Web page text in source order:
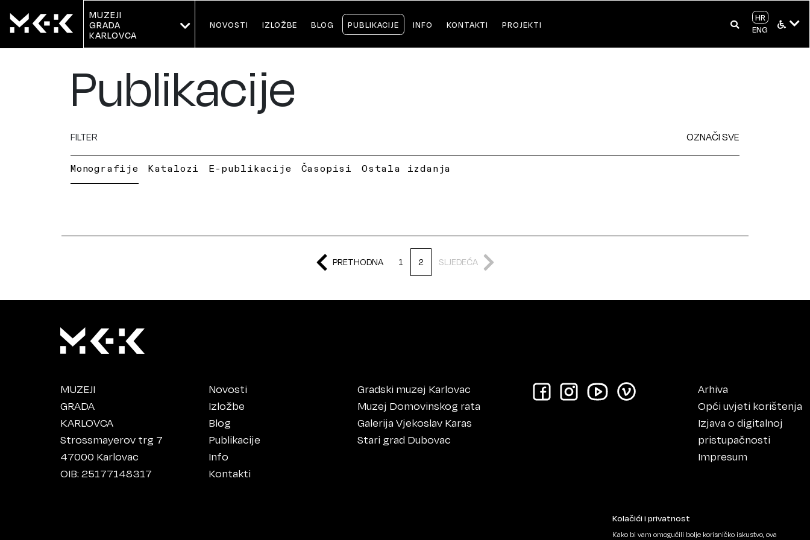
MUZEJI
GRADA
KARLOVCA
NOVOSTI IZLOŽBE BLOG PUBLIKACIJE INFO KONTAKTI PROJEKTI
HR
ENG
Publikacije
FILTER OZNAČI SVE
Monografije Katalozi E-publikacije Časopisi Ostala izdanja
PRETHODNA 1 2 SLJEDEĆA
MUZEJI
GRADA
KARLOVCA
Strossmayerov trg 7
47000 Karlovac
OIB: 25177148317
Novosti
Izložbe
Blog
Publikacije
Info
Kontakti
Gradski muzej Karlovac
Muzej Domovinskog rata
Galerija Vjekoslav Karas
Stari grad Dubovac
Arhiva
Opći uvjeti korištenja
Izjava o digitalnoj
pristupačnosti
Impresum
Kolačići i privatnost
Kako bi vam omogućili bolje korisničko iskustvo, ova